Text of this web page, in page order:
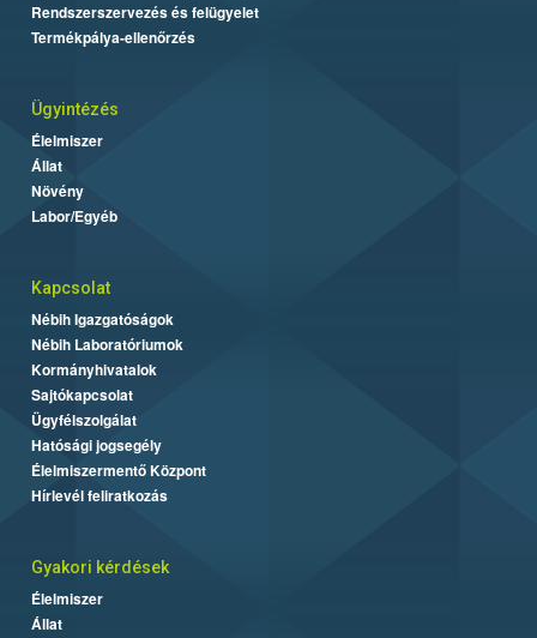
Rendszerszervezés és felügyelet
Termékpálya-ellenőrzés
Ügyintézés
Élelmiszer
Állat
Növény
Labor/Egyéb
Kapcsolat
Nébih Igazgatóságok
Nébih Laboratóriumok
Kormányhivatalok
Sajtókapcsolat
Ügyfélszolgálat
Hatósági jogsegély
Élelmiszermentő Központ
Hírlevél feliratkozás
Gyakori kérdések
Élelmiszer
Állat